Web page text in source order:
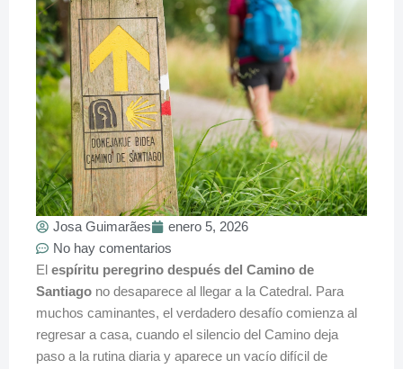
Josa Guimarães
enero 5, 2026
No hay comentarios
El espíritu peregrino después del Camino de
Santiago no desaparece al llegar a la Catedral. Para
muchos caminantes, el verdadero desafío comienza al
regresar a casa, cuando el silencio del Camino deja
paso a la rutina diaria y aparece un vacío difícil de